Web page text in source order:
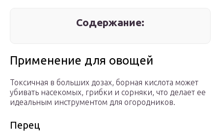
Содержание:
Применение для овощей
Токсичная в больших дозах, борная кислота может
убивать насекомых, грибки и сорняки, что делает ее
идеальным инструментом для огородников.
Перец